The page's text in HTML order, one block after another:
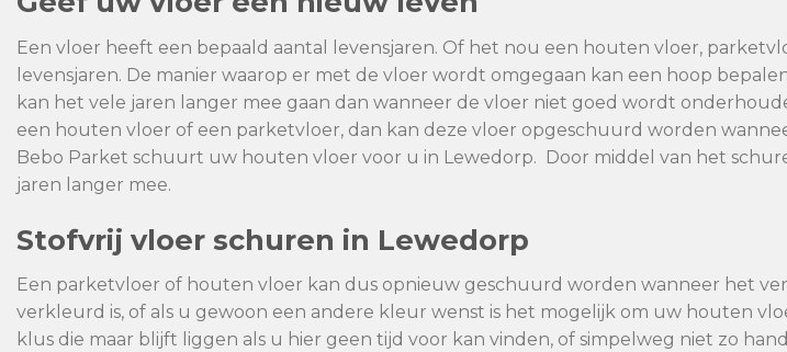
Een vloer heeft een bepaald aantal levensjaren. Of het nou een houten vloer,
levensjaren. De manier waarop er met de vloer wordt omgegaan kan een hoop
kan het vele jaren langer mee gaan dan wanneer de vloer niet goed wordt
een houten vloer of een parketvloer, dan kan deze vloer opgeschuurd worden
Bebo Parket schuurt uw houten vloer voor u in Lewedorp. Door middel van het
jaren langer mee.
Stofvrij vloer schuren in Lewedorp
Een parketvloer of houten vloer kan dus opnieuw geschuurd worden wanneer het
verkleurd is, of als u gewoon een andere kleur wenst is het mogelijk om uw houten
klus die maar blijft liggen als u hier geen tijd voor kan vinden, of simpelweg niet zo